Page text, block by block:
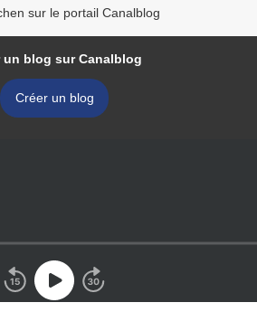
sur le portail Canalblog
un blog sur Canalblog
Créer un blog